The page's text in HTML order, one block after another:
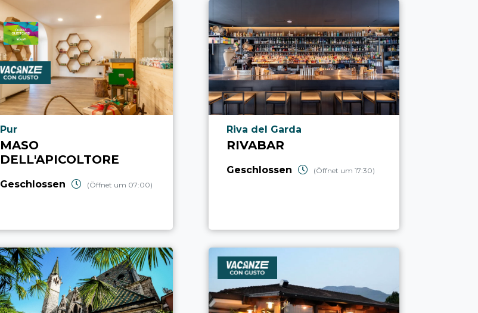
aria.poi_location_prefix
Pur
MASO
DELL'APICOLTORE
Geschlossen (Öffnet um 07:00)
aria.poi_location_prefix
Riva del Garda
RIVABAR
Geschlossen (Öffnet um 17:30)